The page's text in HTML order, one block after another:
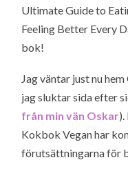
Ultimate Guide to
Feeling Better Every
bok!
Jag väntar just nu
jag sluktar sida efter
från min vän Oskar
Kokbok Vegan har
förutsättningarna för